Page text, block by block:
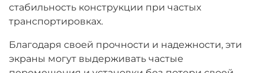
стабильность конструкции при частых
транспортировках.
Благодаря своей прочности и надежности, эти
экраны могут выдерживать частые